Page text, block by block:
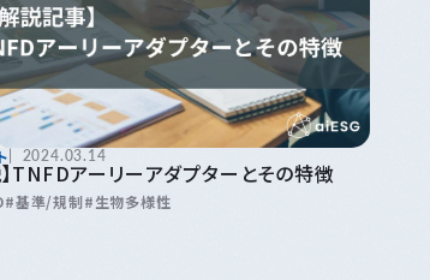
2024.03.14
】TNFDアーリーアダプターとその特徴
基準/規制 生物多様性